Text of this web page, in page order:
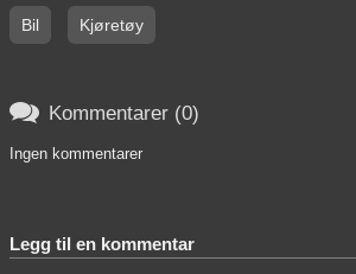
Bil Kjøretøy
 Kommentarer (0)
Ingen kommentarer
Legg til en kommentar